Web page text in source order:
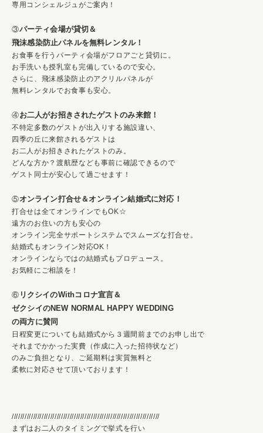
専用コンシェルジュがご案内！
③パーティ会場が貸切＆
飛沫感染防止パネルを無料レンタル！
お食事を行うパーティ会場がフロアごと貸切に。
お手洗いも授乳室も完備しているので安心。
さらに、飛沫感染防止のアクリルパネルが
無料レンタルでお食事も安心。
④お二人がお招きされたゲストのみ来館！
不特定多数のゲストが出入りする施設違い、
四季の丘に来館されるゲストは
お二人がお招きされたゲストのみ。
どんな方か？渡航歴なども事前に確認できるので
ゲスト同士が安心して過ごせます！
⑤オンライン打合せ＆オンライン結婚式に対応！
打合せは全てオンラインでもOK☆
遠方のお住いの方も安心の
オンライン完全サポートシステムでスムーズな打合せ。
結婚式もオンライン対応OK！
オンラインならではの結婚式もプロデュース。
お気軽にご相談を！
⑥ リクシイのWithコロナ宣言＆
ゼクシイのNEW NORMAL HAPPY WEDDING
の両方に賛同
日程変更についても結婚式から３週間前までのお申し出で
それまでかかった実費（作成に入った招待状など）
のみご負担となり、ご延期料は実質無料と
柔軟に対応させて頂いております！
/////////////////////////////////////////////////////////////////////
まずはお二人のタイミングで挙式を行い